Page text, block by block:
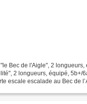
Bec de l'Aigle", 2 longueurs,
2 longueurs, équipé, 5b+/
escale escalade au Bec de